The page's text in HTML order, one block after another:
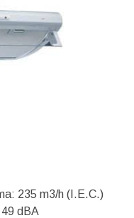
235 m3/h (I.E.C.)
dBA